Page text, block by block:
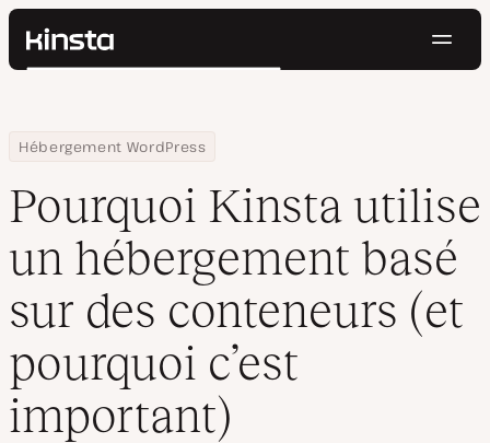
Kinsta®
Prix
Contact
Rechercher
Home
Centre de ressources
Blog
Hébergement WordPress
Pourquoi Kinsta utilise un hébergement basé sur des
Pourquoi Kinsta utilise
un hébergement basé
sur des conteneurs (et
pourquoi c’est
important)